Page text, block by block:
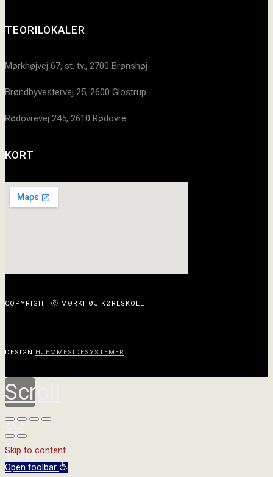
TEORILOKALER
Mørkhøjvej 67, st. tv., 2700 Brønshøj
Brøndbyvestervej 25, 2600 Glostrup
Rødovrevej 245, 2610 Rødovre
KORT
COPYRIGHT Ⓒ MØRKHØJ KØRESKOLE
DESIGN HJEMMESIDESYSTEMER
Scroll
to
top
Skip to content
Open toolbar